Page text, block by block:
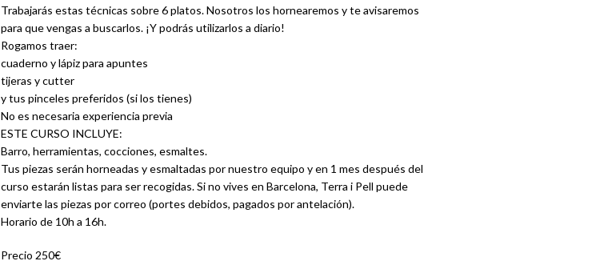
Trabajarás estas técnicas sobre 6 platos. Nosotros los hornearemos y te avisaremos
para que vengas a buscarlos. ¡Y podrás utilizarlos a diario!
Rogamos traer:
cuaderno y lápiz para apuntes
tijeras y cutter
y tus pinceles preferidos (si los tienes)
No es necesaria experiencia previa
ESTE CURSO INCLUYE:
Barro, herramientas, cocciones, esmaltes.
Tus piezas serán horneadas y esmaltadas por nuestro equipo y en 1 mes después del
curso estarán listas para ser recogidas. Si no vives en Barcelona, Terra i Pell puede
enviarte las piezas por correo (portes debidos, pagados por antelación).
Horario de 10h a 16h.
Precio 250€